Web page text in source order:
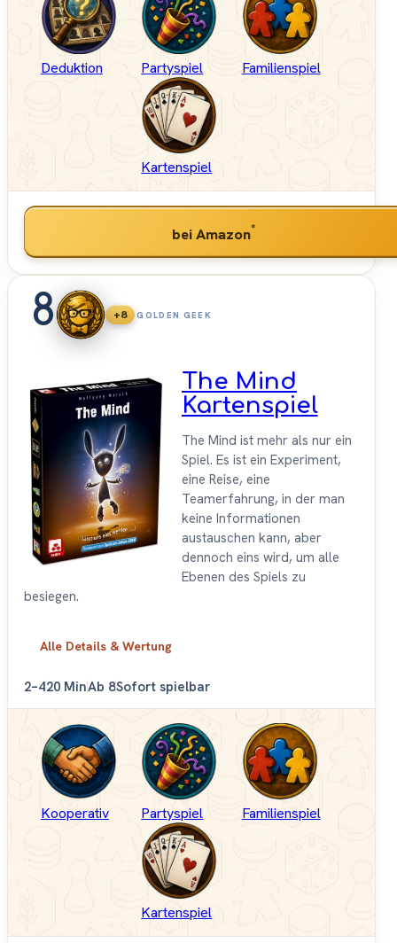
Deduktion Partyspiel Familienspiel
Kartenspiel
bei Amazon*
8 +8 GOLDEN GEEK
The Mind
Kartenspiel
The Mind ist mehr als nur ein
Spiel. Es ist ein Experiment,
eine Reise, eine
Teamerfahrung, in der man
keine Informationen
austauschen kann, aber
dennoch eins wird, um alle
Ebenen des Spiels zu
besiegen.
Alle Details & Wertung
2–420 MinAb 8Sofort spielbar
Kooperativ Partyspiel Familienspiel
Kartenspiel